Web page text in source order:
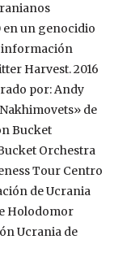
en un genocidio
información
Harvest. 2016
por: Andy
de
Bucket
Orchestra
Tour Centro
de Ucrania
Holodomor
Ucrania de